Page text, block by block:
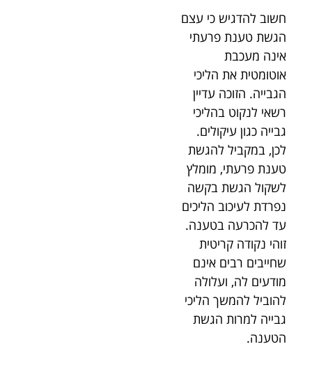
חשוב להדגיש כי עצם
הגשת טענת פרעתי
אינה מעכבת
אוטומטית את הליכי
הגבייה. הזוכה עדיין
רשאי לנקוט בהליכי
גבייה כגון עיקולים.
לכן, במקביל להגשת
טענת פרעתי, מומלץ
לשקול הגשת בקשה
נפרדת לעיכוב הליכים
עד להכרעה בטענה.
זוהי נקודה קריטית
שחייבים רבים אינם
מודעים לה, ועלולה
להוביל להמשך הליכי
גבייה למרות הגשת
הטענה.